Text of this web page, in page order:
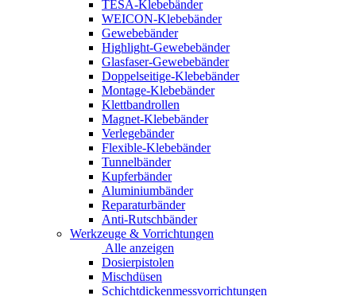
TESA-Klebebänder
WEICON-Klebebänder
Gewebebänder
Highlight-Gewebebänder
Glasfaser-Gewebebänder
Doppelseitige-Klebebänder
Montage-Klebebänder
Klettbandrollen
Magnet-Klebebänder
Verlegebänder
Flexible-Klebebänder
Tunnelbänder
Kupferbänder
Aluminiumbänder
Reparaturbänder
Anti-Rutschbänder
Werkzeuge & Vorrichtungen
Alle anzeigen
Dosierpistolen
Mischdüsen
Schichtdickenmessvorrichtungen